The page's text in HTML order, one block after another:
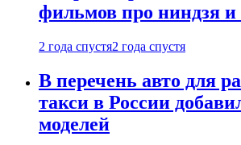
фильмов про ниндзя и
2 года спустя2 года спустя
В перечень авто для
такси в России
моделей